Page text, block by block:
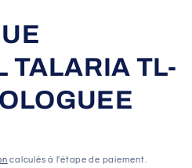
TALARIA TL-
calculés à l'étape de paiement.